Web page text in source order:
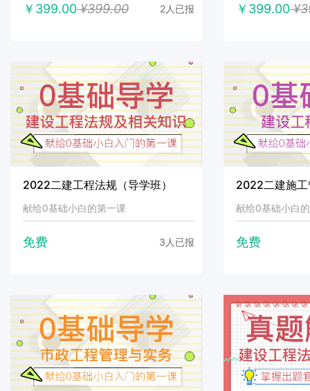
￥399.00¥399.00 2人已报 ￥399.00
2022二建工程法规（导学班）
献给0基础小白的第一课
免费 3人已报
2022二建施
献给0基础小白
免费